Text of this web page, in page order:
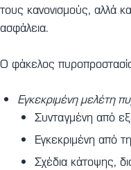
τους κανονισμούς, αλλά
ασφάλεια.
Ο φάκελος
Εγκεκριμένη μελέτη
Συνταγμένη από
Εγκεκριμένη από
Σχέδια κάτοψης,